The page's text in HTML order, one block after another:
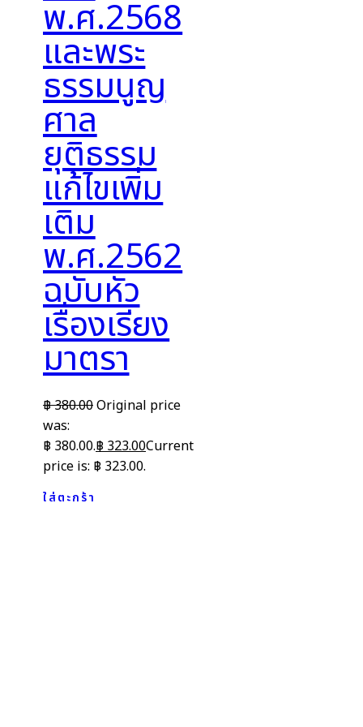
พ.ศ.2568
และพระ
ธรรมนูญ
ศาล
ยุติธรรม
แก้ไขเพิ่ม
เติม
พ.ศ.2562
ฉบับหัว
เรื่องเรียง
มาตรา
฿380.00Original price
was:
฿ 380.00.฿323.00Current
price is: ฿ 323.00.
ใส่ตะกร้า